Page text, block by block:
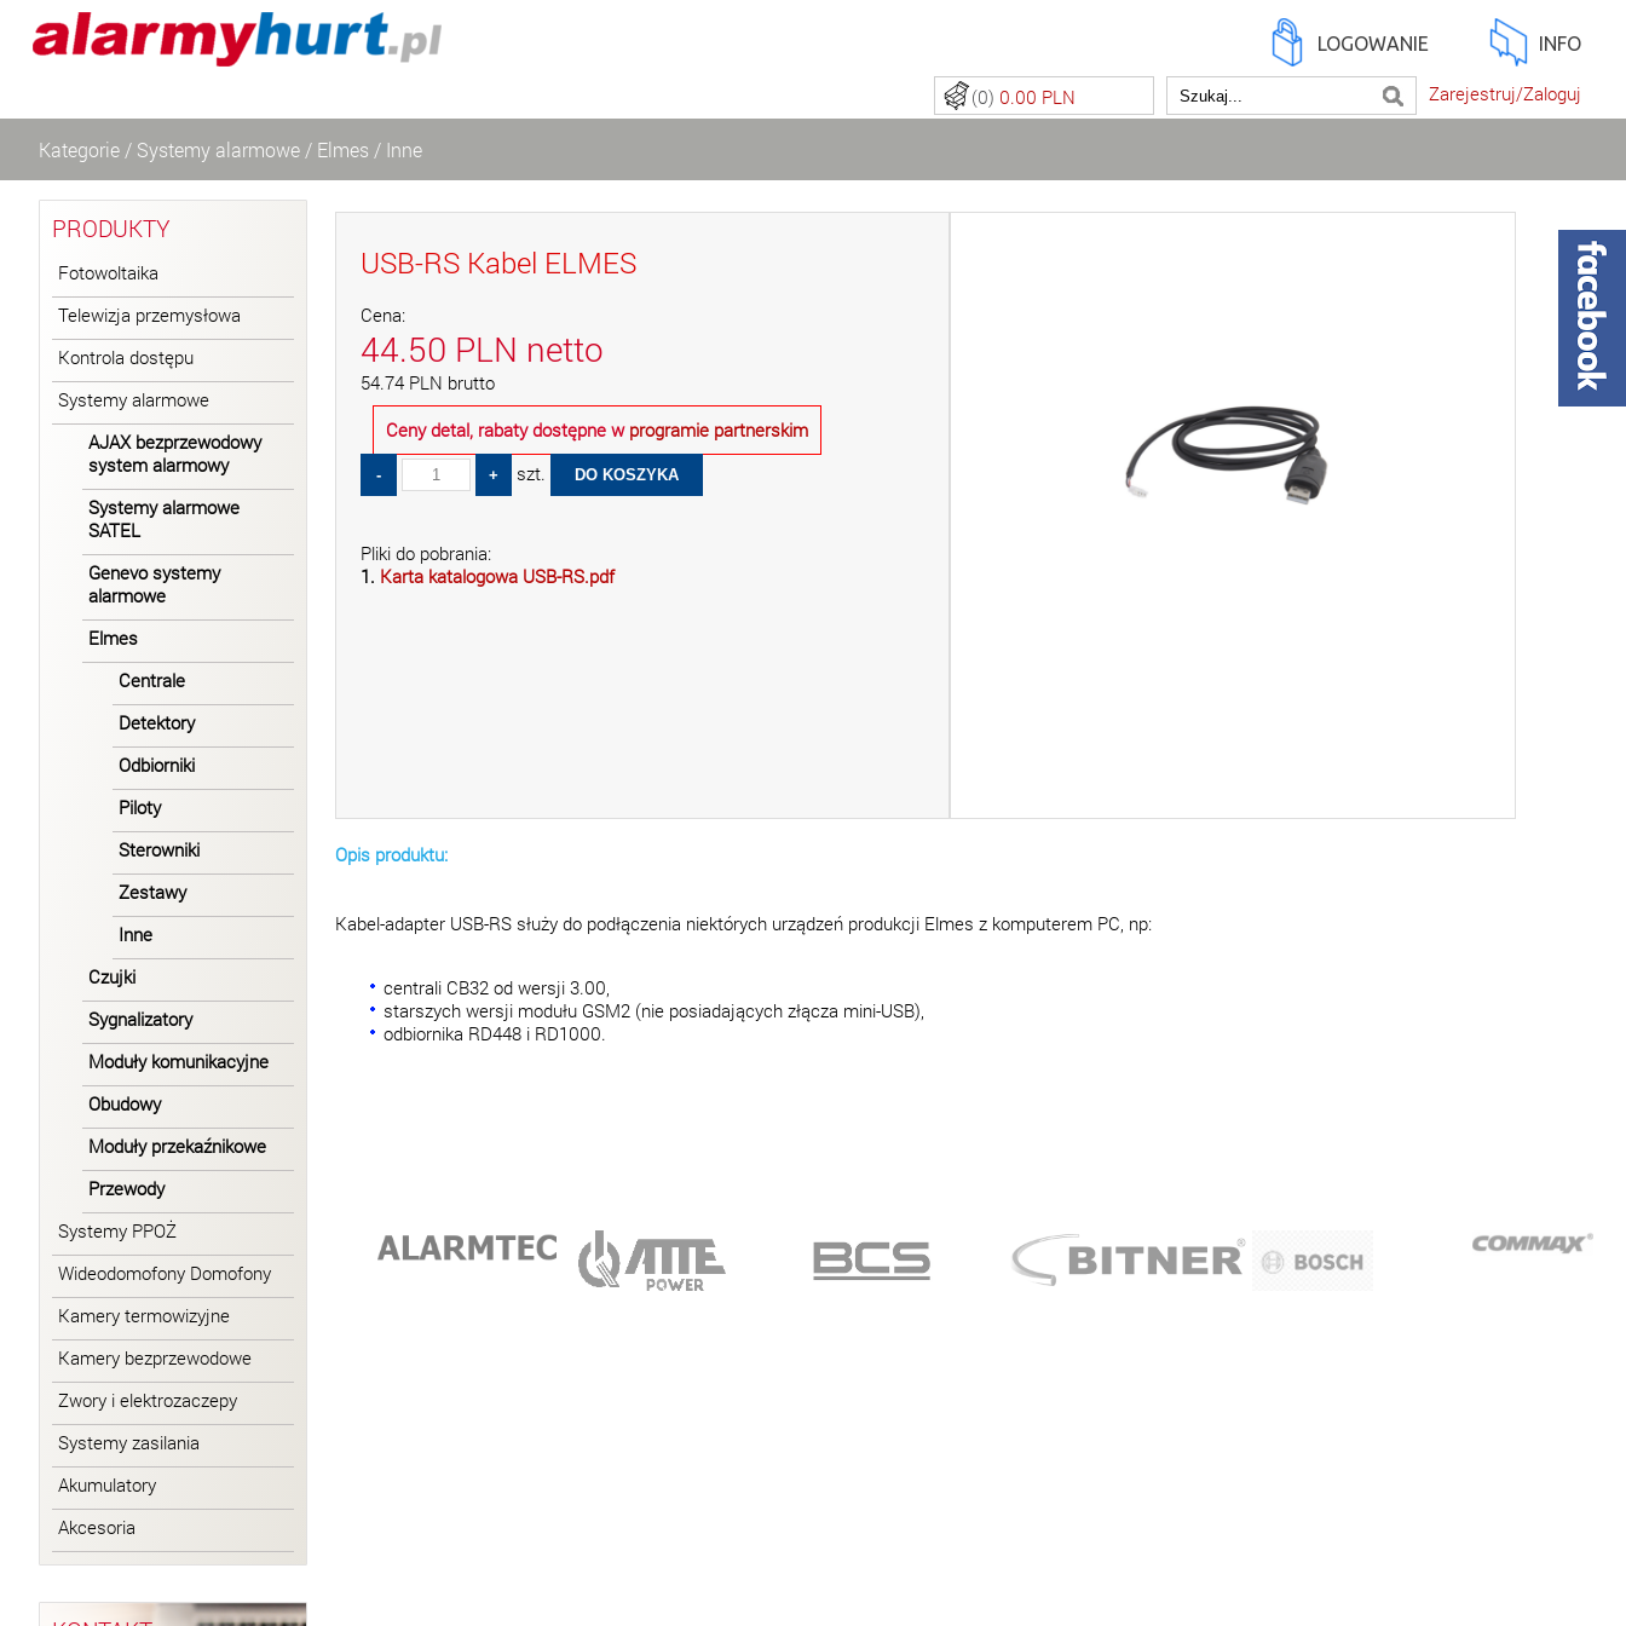
LOGOWANIE INFO
Zarejestruj/Zaloguj
(0) 0.00 PLN
Kategorie / Systemy alarmowe / Elmes / Inne
PRODUKTY
Fotowoltaika
Telewizja przemysłowa
Kontrola dostępu
Systemy alarmowe
AJAX bezprzewodowy
system alarmowy
Systemy alarmowe
SATEL
Genevo systemy
alarmowe
Elmes
Centrale
Detektory
Odbiorniki
Piloty
Sterowniki
Zestawy
Inne
Czujki
Sygnalizatory
Moduły komunikacyjne
Obudowy
Moduły przekaźnikowe
Przewody
Systemy PPOŻ
Wideodomofony Domofony
Kamery termowizyjne
Kamery bezprzewodowe
Zwory i elektrozaczepy
Systemy zasilania
Akumulatory
Akcesoria
USB-RS Kabel ELMES
Cena:
44.50 PLN netto
54.74 PLN brutto
Ceny detal, rabaty dostępne w programie partnerskim
szt.
Pliki do pobrania:
1. Karta katalogowa USB-RS.pdf
Opis produktu:
Kabel-adapter USB-RS służy do podłączenia niektórych urządzeń produkcji Elmes z komputerem PC, np:
centrali CB32 od wersji 3.00,
starszych wersji modułu GSM2 (nie posiadających złącza mini-USB),
odbiornika RD448 i RD1000.